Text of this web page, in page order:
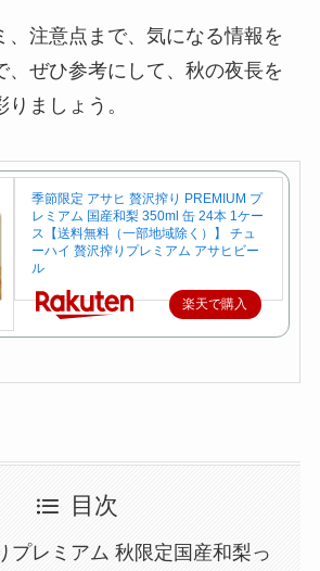
、注意点まで、気になる情報を
、ぜひ参考にして、秋の夜長を
ましょう。
季節限定 アサヒ 贅沢搾り PREMIUM プ
レミアム 国産和梨 350ml 缶 24本 1ケー
ス【送料無料（一部地域除く）】 チュ
ーハイ 贅沢搾りプレミアム アサヒビー
ル
楽天で購入
目次
プレミアム 秋限定国産和梨っ